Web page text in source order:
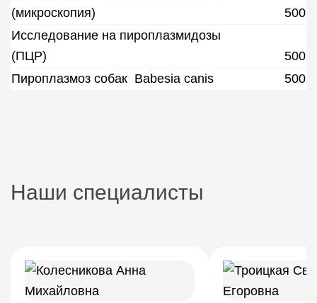
(микроскопия)
500
Исследование на пироплазмидозы
(ПЦР)
500
Пироплазмоз собак Babesia canis
500
Наши специалисты